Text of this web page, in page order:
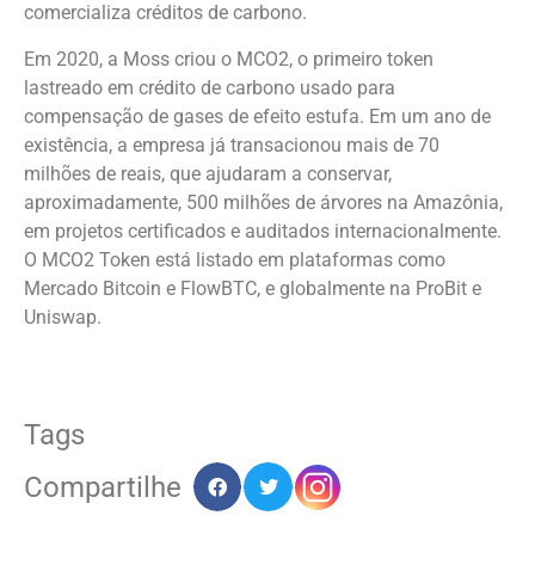
comercializa créditos de carbono.
Em 2020, a Moss criou o MCO2, o primeiro token
lastreado em crédito de carbono usado para
compensação de gases de efeito estufa. Em um ano de
existência, a empresa já transacionou mais de 70
milhões de reais, que ajudaram a conservar,
aproximadamente, 500 milhões de árvores na Amazônia,
em projetos certificados e auditados internacionalmente.
O MCO2 Token está listado em plataformas como
Mercado Bitcoin e FlowBTC, e globalmente na ProBit e
Uniswap.
Tags
Compartilhe